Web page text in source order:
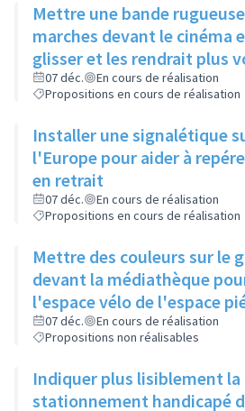
Mettre une bande
marches devant le cinéma
glisser et les rendrait plus
07 déc.
En cours de réalisation
Propositions en cours de réalisation
Installer une signalétique
l'Europe pour aider à
en retrait
07 déc.
En cours de réalisation
Propositions en cours de réalisation
Mettre des couleurs sur le
devant la médiathèque
l'espace vélo de l'espace
même idée, une
permettrait de mieux se
07 déc.
En cours de réalisation
Propositions non réalisables
Indiquer plus lisiblement la
stationnement handicapé